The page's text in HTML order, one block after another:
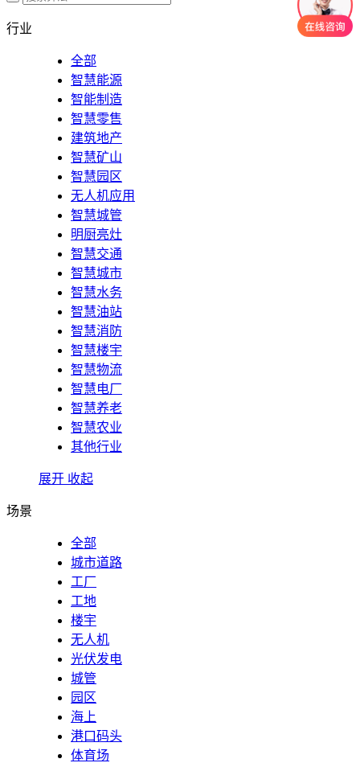
行业
全部
智慧能源
智能制造
智慧零售
建筑地产
智慧矿山
智慧园区
无人机应用
智慧城管
明厨亮灶
智慧交通
智慧城市
智慧水务
智慧油站
智慧消防
智慧楼宇
智慧物流
智慧电厂
智慧养老
智慧农业
其他行业
展开 收起
场景
全部
城市道路
工厂
工地
楼宇
无人机
光伏发电
城管
园区
海上
港口码头
体育场